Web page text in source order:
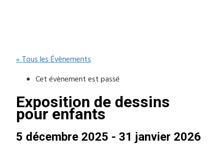
« Tous les Évènements
Cet évènement est passé
Exposition de dessins
pour enfants
5 décembre 2025 - 31 janvier 2026